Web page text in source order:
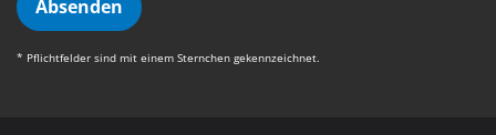
Absenden
* Pflichtfelder sind mit einem Sternchen gekennzeichnet.